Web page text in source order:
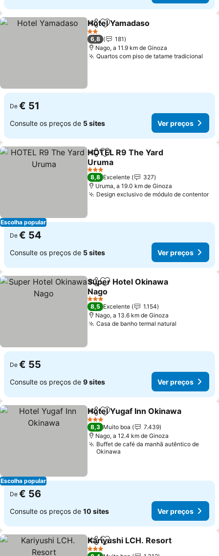
PartilharAdicionar aos favoritos
Hotel Yamadaso
2 Estrelas
6,8
181
Nago, a 11.9 km de Ginoza
Quartos com piso de tatame tradicional
De € 51
Consulte os preços de 5 sites Ver preços
Escolha popular
PartilharAdicionar aos favoritos
HOTEL R9 The Yard
Uruma
Ver preços
3 Estrelas
8,8 Excelente
327
Uruma, a 19.0 km de Ginoza
Design exclusivo de módulo de contentor
De € 54
Consulte os preços de 5 sites Ver preços
PartilharAdicionar aos favoritos
Super Hotel Okinawa
Nago
Ver preços
3 Estrelas
8,5 Excelente
1.154
Nago, a 13.6 km de Ginoza
Casa de banho termal natural
De € 55
Consulte os preços de 9 sites Ver preços
Escolha popular
PartilharAdicionar aos favoritos
Hotel Yugaf Inn Okinawa
3 Estrelas
8,3 Muito boa
7.439
Nago, a 12.4 km de Ginoza
Buffet de café da manhã autêntico de
Okinawa
De € 56
Consulte os preços de 10 sites Ver preços
PartilharAdicionar aos favoritos
Kariyushi LCH. Resort
3 Estrelas